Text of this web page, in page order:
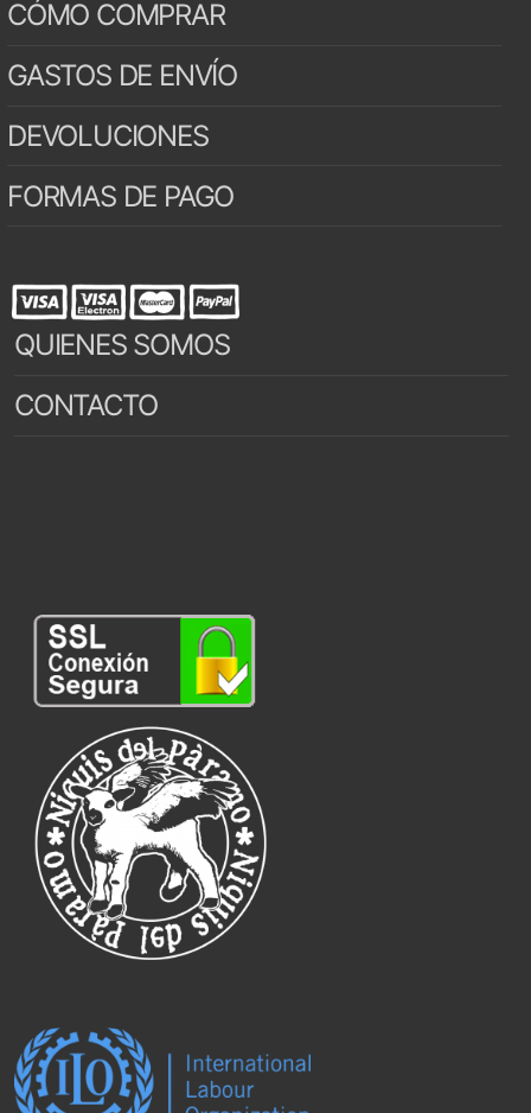
CÓMO COMPRAR
GASTOS DE ENVÍO
DEVOLUCIONES
FORMAS DE PAGO
QUIENES SOMOS
CONTACTO